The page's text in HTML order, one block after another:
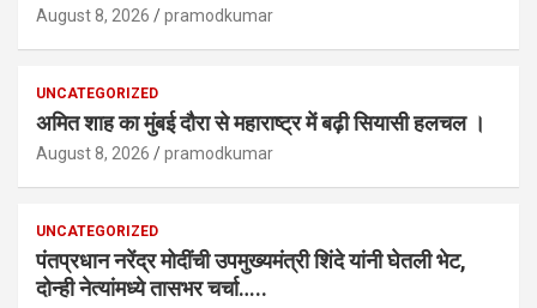
August 8, 2026 pramodkumar
UNCATEGORIZED
अमित शाह का मुंबई दौरा से महाराष्ट्र में बढ़ी सियासी हलचल ।
August 8, 2026 pramodkumar
UNCATEGORIZED
पंतप्रधान नरेंद्र मोदींची उपमुख्यमंत्री शिंदे यांनी घेतली भेट,
दोन्ही नेत्यांमध्ये तासभर चर्चा…..